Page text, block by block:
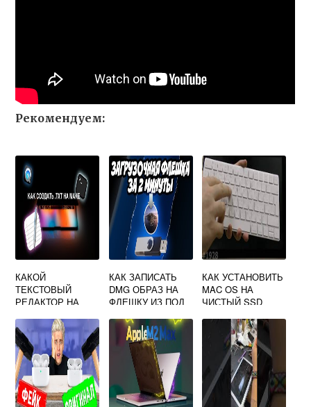
Рекомендуем:
КАКОЙ
ТЕКСТОВЫЙ
РЕДАКТОР НА
КАК ЗАПИСАТЬ
DMG ОБРАЗ НА
ФЛЕШКУ ИЗ ПОД
МАК ОС
КАК УСТАНОВИТЬ
MAC OS НА
ЧИСТЫЙ SSD